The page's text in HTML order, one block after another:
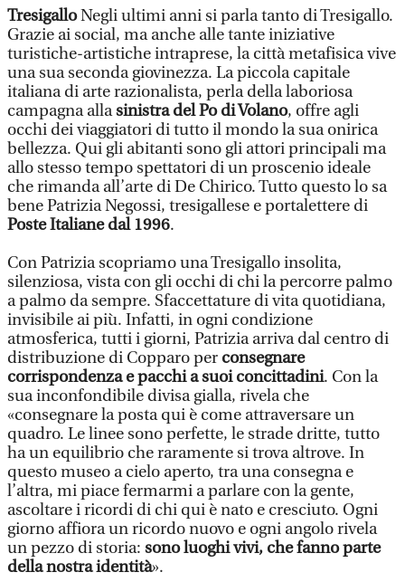
TresigalloNegli ultimi anni si parla tanto di Tresigallo.
Grazie ai social, ma anche alle tante iniziative
turistiche-artistiche intraprese, la città metafisica vive
una sua seconda giovinezza. La piccola capitale
italiana di arte razionalista, perla della laboriosa
campagna allasinistra del Po di Volano, offre agli
occhi dei viaggiatori di tutto il mondo la sua onirica
bellezza. Qui gli abitanti sono gli attori principali ma
allo stesso tempo spettatori di un proscenio ideale
che rimanda all’arte di De Chirico. Tutto questo lo sa
bene Patrizia Negossi, tresigallese e portalettere di
Poste Italiane dal 1996.
Con Patrizia scopriamo una Tresigallo insolita,
silenziosa, vista con gli occhi di chi la percorre palmo
a palmo da sempre. Sfaccettature di vita quotidiana,
invisibile ai più. Infatti, in ogni condizione
atmosferica, tutti i giorni, Patrizia arriva dal centro di
distribuzione di Copparo per consegnare
corrispondenza e pacchi a suoi concittadini. Con la
sua inconfondibile divisa gialla, rivela che
«consegnare la posta qui è come attraversare un
quadro. Le linee sono perfette, le strade dritte, tutto
ha un equilibrio che raramente si trova altrove. In
questo museo a cielo aperto, tra una consegna e
l’altra, mi piace fermarmi a parlare con la gente,
ascoltare i ricordi di chi qui è nato e cresciuto. Ogni
giorno affiora un ricordo nuovo e ogni angolo rivela
un pezzo di storia: sono luoghi vivi, che fanno parte
della nostra identità».